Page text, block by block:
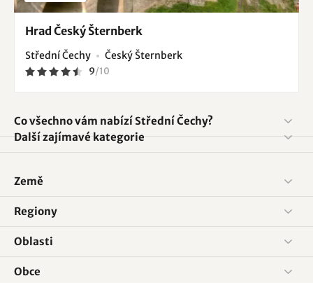
Hrad Český Šternberk
Střední Čechy Český Šternberk
9/10
Co všechno vám nabízí Střední Čechy?
Další zajímavé kategorie
Země
Regiony
Oblasti
Obce